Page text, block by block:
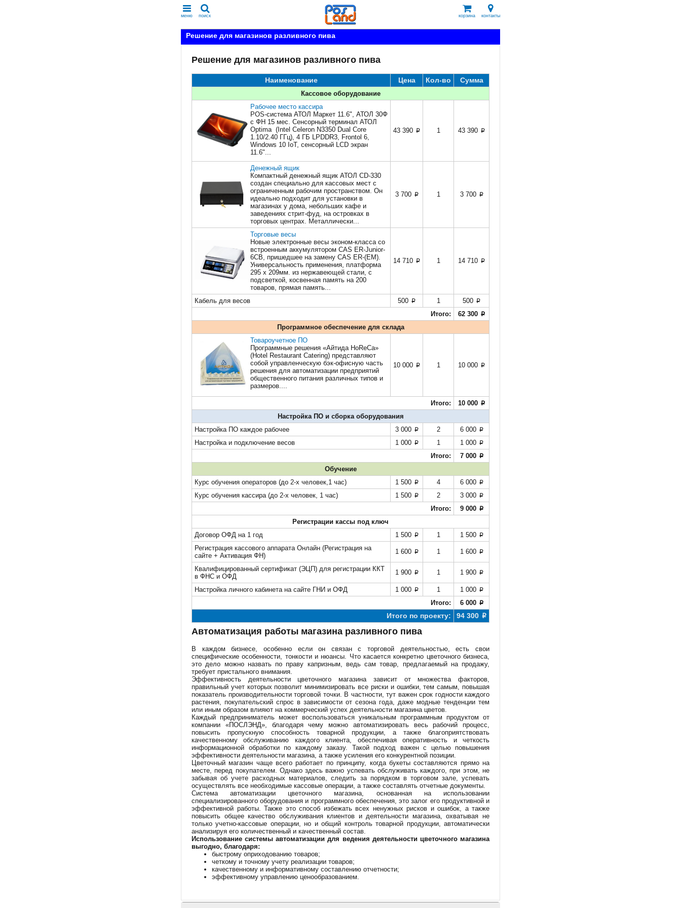
меню поиск корзина контакты
Решение для магазинов разливного пива
Решение для магазинов разливного пива
Наименование Цена Кол-во
Сумма
Кассовое оборудование
Рабочее место кассира
POS-система АТОЛ Маркет 11.6", АТОЛ 30Ф
c ФН 15 мес. Сенсорный терминал АТОЛ
Optima (Intel Celeron N3350 Dual Core
1.10/2.40 ГГц), 4 ГБ LPDDR3, Frontol 6,
Windows 10 IoT, сенсорный LCD экран
11.6"...
43 390 p 1 43 390 p
Денежный ящик
Компактный денежный ящик АТОЛ CD-330
создан специально для кассовых мест с
ограниченным рабочим пространством. Он
идеально подходит для установки в
магазинах у дома, небольших кафе и
заведениях стрит-фуд, на островках в
торговых центрах. Металлически...
3 700 p 1 3 700 p
Торговые весы
Новые электронные весы эконом-класса со
встроенным аккумулятором CAS ER-Junior-
6CB, пришедшее на замену CAS ER-(EM).
Универсальность применения, платформа
295 х 209мм. из нержавеющей стали, с
подсветкой, косвенная память на 200
товаров, прямая память...
14 710 p 1 14 710 p
Кабель для весов 500 p 1 500 p
Итого: 62 300 p
Программное обеспечение для склада
Товароучетное ПО
Программные решения «Айтида HoReCa»
(Hotel Restaurant Catering) представляют
собой управленческую бэк-офисную часть
решения для автоматизации предприятий
общественного питания различных типов и
размеров....
10 000 p 1 10 000 p
Итого: 10 000 p
Настройка ПО и сборка оборудования
Настройка ПО каждое рабочее
3 000 p 2 6 000 p
Настройка и подключение весов 1 000 p 1 1 000 p
Итого: 7 000 p
Обучение
Курс обучения операторов (до 2-х человек,1 час)
1 500 p 4 6 000 p
Курс обучения кассира (до 2-х человек, 1 час) 1 500 p 2 3 000 p
Итого: 9 000 p
Регистрации кассы под ключ
Договор ОФД на 1 год
1 500 p 1 1 500 p
Регистрация кассового аппарата Онлайн (Регистрация на
сайте + Активация ФН)
1 600 p 1 1 600 p
Квалифицированный сертификат (ЭЦП) для регистрации ККТ
в ФНС и ОФД
1 900 p 1 1 900 p
Настройка личного кабинета на сайте ГНИ и ОФД 1 000 p 1 1 000 p
Итого: 6 000 p
Итого по проекту: 94 300 p
Автоматизация работы магазина разливного пива
В каждом бизнесе, особенно если он связан с торговой деятельностью, есть свои
специфические особенности, тонкости и нюансы. Что касается конкретно цветочного бизнеса,
это дело можно назвать по праву капризным, ведь сам товар, предлагаемый на продажу,
требует пристального внимания.
Эффективность деятельности цветочного магазина зависит от множества факторов,
правильный учет которых позволит минимизировать все риски и ошибки, тем самым, повышая
показатель производительности торговой точки. В частности, тут важен срок годности каждого
растения, покупательский спрос в зависимости от сезона года, даже модные тенденции тем
или иным образом влияют на коммерческий успех деятельности магазина цветов.
Каждый предприниматель может воспользоваться уникальным программным продуктом от
компании «ПОСЛЭНД», благодаря чему можно автоматизировать весь рабочий процесс,
повысить пропускную способность товарной продукции, а также благоприятствовать
качественному обслуживанию каждого клиента, обеспечивая оперативность и четкость
информационной обработки по каждому заказу. Такой подход важен с целью повышения
эффективности деятельности магазина, а также усиления его конкурентной позиции.
Цветочный магазин чаще всего работает по принципу, когда букеты составляются прямо на
месте, перед покупателем. Однако здесь важно успевать обслуживать каждого, при этом, не
забывая об учете расходных материалов, следить за порядком в торговом зале, успевать
осуществлять все необходимые кассовые операции, а также составлять отчетные документы.
Система автоматизации цветочного магазина, основанная на использовании
специализированного оборудования и программного обеспечения, это залог его продуктивной и
эффективной работы. Также это способ избежать всех ненужных рисков и ошибок, а также
повысить общее качество обслуживания клиентов и деятельности магазина, охватывая не
только учетно-кассовые операции, но и общий контроль товарной продукции, автоматически
анализируя его количественный и качественный состав.
Использование системы автоматизации для ведения деятельности цветочного магазина
выгодно, благодаря:
быстрому оприходованию товаров;
четкому и точному учету реализации товаров;
качественному и информативному составлению отчетности;
эффективному управлению ценообразованием.